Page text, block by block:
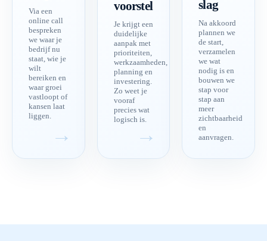
Via een
online call
bespreken
we waar je
bedrijf nu
staat, wie je
wilt
bereiken en
waar groei
vastloopt of
kansen laat
liggen.
voorstel
Je krijgt een
duidelijke
aanpak met
prioriteiten,
werkzaamheden,
planning en
investering.
Zo weet je
vooraf
precies wat
logisch is.
slag
Na akkoord
plannen we
de start,
verzamelen
we wat
nodig is en
bouwen we
stap voor
stap aan
meer
zichtbaarheid
en
aanvragen.